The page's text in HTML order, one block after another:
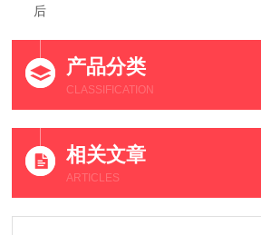
后
产品分类
CLASSIFICATION
相关文章
ARTICLES